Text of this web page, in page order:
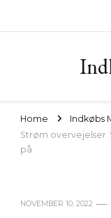
Home
Indkøbs
Strøm
på
NOVEMBER 10, 2022